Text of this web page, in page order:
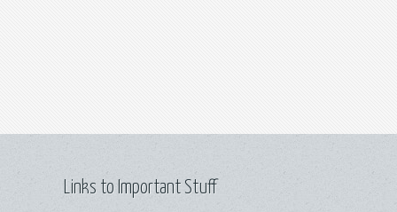
Links to Important Stuff